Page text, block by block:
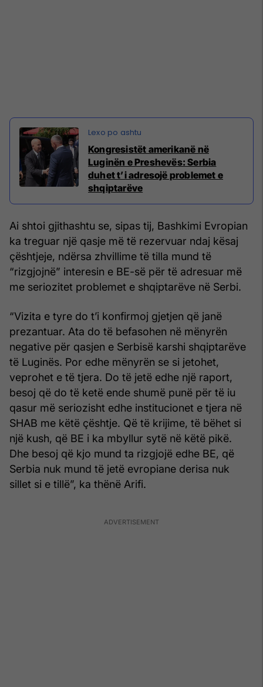
Kongresistët amerikanë në
Luginën e Preshevës: Serbia
duhet t’i adresojë problemet e
shqiptarëve
Ai shtoi gjithashtu se, sipas tij, Bashkimi Evropian
ka treguar një qasje më të rezervuar ndaj kësaj
çështjeje, ndërsa zhvillime të tilla mund të
“rizgjojnë” interesin e BE-së për të adresuar më
me seriozitet problemet e shqiptarëve në Serbi.
“Vizita e tyre do t’i konfirmoj gjetjen që janë
prezantuar. Ata do të befasohen në mënyrën
negative për qasjen e Serbisë karshi shqiptarëve
të Luginës. Por edhe mënyrën se si jetohet,
veprohet e të tjera. Do të jetë edhe një raport,
besoj që do të ketë ende shumë punë për të iu
qasur më seriozisht edhe institucionet e tjera në
SHAB me këtë çështje. Që të krijime, të bëhet si
një kush, që BE i ka mbyllur sytë në këtë pikë.
Dhe besoj që kjo mund ta rizgjojë edhe BE, që
Serbia nuk mund të jetë evropiane derisa nuk
sillet si e tillë”, ka thënë Arifi.